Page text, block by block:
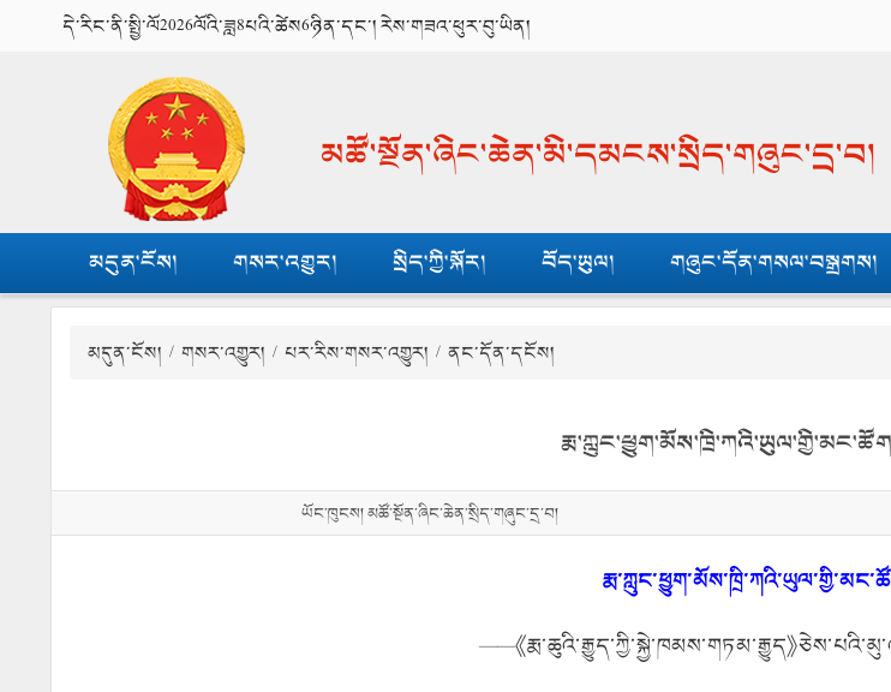
དེ་རིང་ནི་སྤྱི་ལོ2026ལོའི་ཟླ8པའི་ཚེས6ཉིན་དང་། རེས་གཟའ་ཕུར་བུ་ཡིན།
མཚོ་སྔོན་ཞིང་ཆེན་མི་དམངས་སྲིད་གཞུང་དྲ་བ།
མདུན་ངོས། གསར་འགྱུར། སྲིད་ཀྱི་སྐོར། བོད་ཡུལ། གཞུང་དོན་གསལ་བསྒྲགས།
མདུན་ངོས། / གསར་འགྱུར། / པར་རིས་གསར་འགྱུར། / ནང་དོན་དངོས།
ཡོང་ཁུངས། མཚོ་སྔོན་ཞིང་ཆེན་སྲིད་གཞུང་དྲ་བ།
——《རྨ་ཆུའི་རྒྱུད་ཀྱི་སྐྱེ་ཁམས་གཏམ་རྒྱུད》